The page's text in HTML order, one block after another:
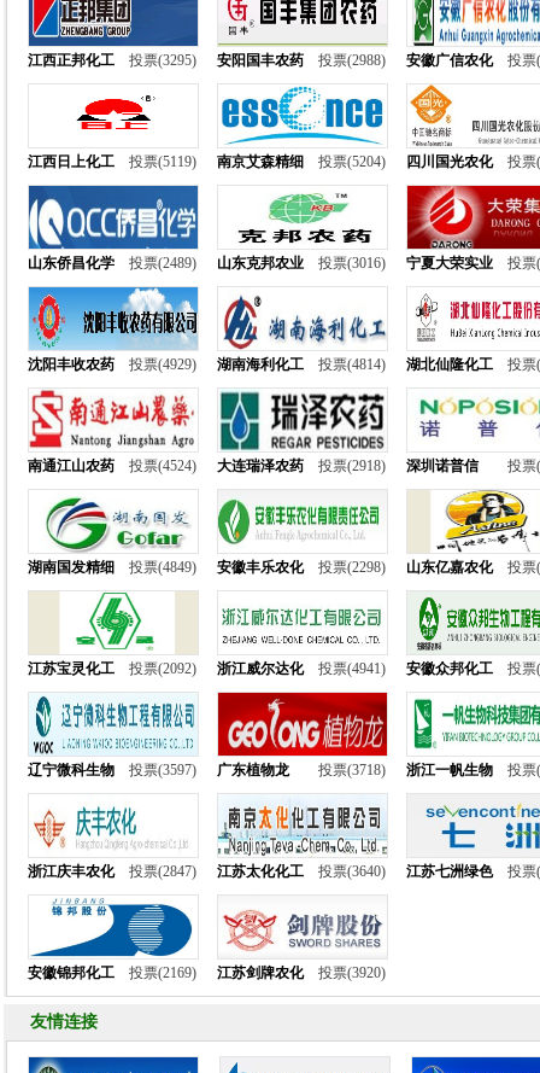
江西正邦化工 投票(3295) 安阳国丰农药 投票(2988) 安徽广信农化 投票
江西日上化工 投票(5119) 南京艾森精细 投票(5204) 四川国光农化 投票
山东侨昌化学 投票(2489) 山东克邦农业 投票(3016) 宁夏大荣实业 投票
沈阳丰收农药 投票(4929) 湖南海利化工 投票(4814) 湖北仙隆化工 投票
南通江山农药 投票(4524) 大连瑞泽农药 投票(2918) 深圳诺普信 投票
湖南国发精细 投票(4849) 安徽丰乐农化 投票(2298) 山东亿嘉农化 投票
江苏宝灵化工 投票(2092) 浙江威尔达化 投票(4941) 安徽众邦化工 投票
辽宁微科生物 投票(3597) 广东植物龙 投票(3718) 浙江一帆生物 投票
浙江庆丰农化 投票(2847) 江苏太化化工 投票(3640) 江苏七洲绿色 投票
安徽锦邦化工 投票(2169) 江苏剑牌农化 投票(3920)
友情连接